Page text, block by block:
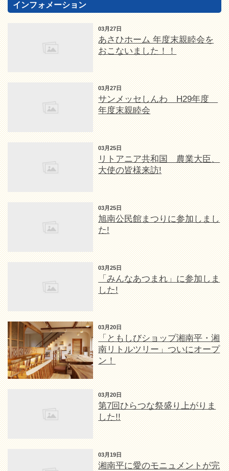
インフォメーション
03月27日
あさひホーム 年度末親睦会を
おこないました！！
03月27日
サンメッセしんわ H29年度
年度末親睦会
03月25日
リトアニア共和国 農業大臣、
大使の皆様来訪!
03月25日
旭南公民館まつりに参加しまし
た!
03月25日
「みんなあつまれ」に参加しま
した!
03月20日
「ともしびショップ湘南平・湘
南リトルツリー」ついにオープ
ン！
03月20日
第7回ひらつな祭盛り上がりま
した!!
03月19日
湘南平に愛のモニュメントが完